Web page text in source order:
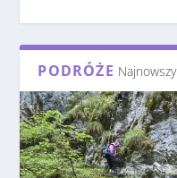
PODRÓŻE Najnowszy